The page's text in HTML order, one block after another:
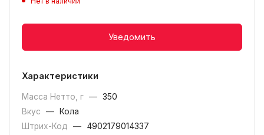
Уведомить
Характеристики
Масса Нетто, г — 350
Вкус
—
Кола
Штрих-Код
—
4902179014337